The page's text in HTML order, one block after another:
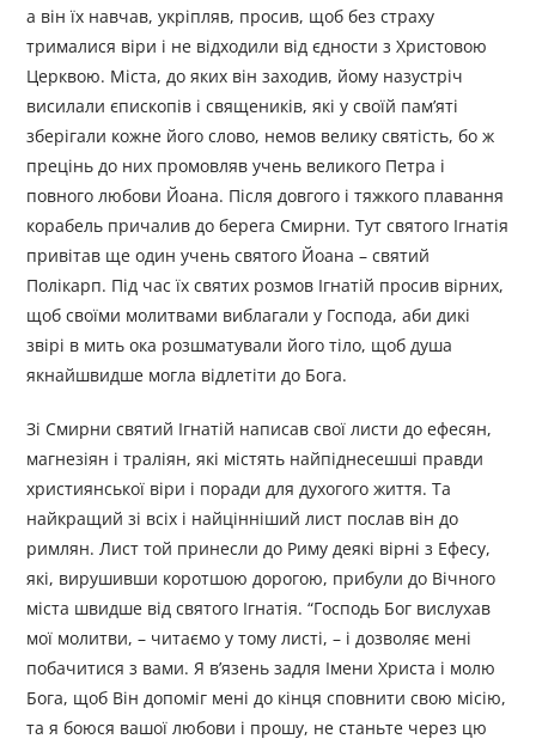
а він їх навчав, укріпляв, просив, щоб без страху
трималися віри і не відходили від єдности з Христовою
Церквою. Міста, до яких він заходив, йому назустріч
висилали єпископів і священиків, які у своїй пам’яті
зберігали кожне його слово, немов велику святість, бо ж
прецінь до них промовляв учень великого Петра і
повного любови Йоана. Після довгого і тяжкого плавання
корабель причалив до берега Смирни. Тут святого Ігнатія
привітав ще один учень святого Йоана – святий
Полікарп. Під час їх святих розмов Ігнатій просив вірних,
щоб своїми молитвами виблагали у Господа, аби дикі
звірі в мить ока розшматували його тіло, щоб душа
якнайшвидше могла відлетіти до Бога.
Зі Смирни святий Ігнатій написав свої листи до ефесян,
магнезіян і траліян, які містять найпіднесешші правди
християнської віри і поради для духогого життя. Та
найкращий зі всіх і найцінніший лист послав він до
римлян. Лист той принесли до Риму деякі вірні з Ефесу,
які, вирушивши коротшою дорогою, прибули до Вічного
міста швидше від святого Ігнатія. “Господь Бог вислухав
мої молитви, – читаємо у тому листі, – і дозволяє мені
побачитися з вами. Я в’язень задля Імени Христа і молю
Бога, щоб Він допоміг мені до кінця сповнити свою місію,
та я боюся вашої любови і прошу, не станьте через цю